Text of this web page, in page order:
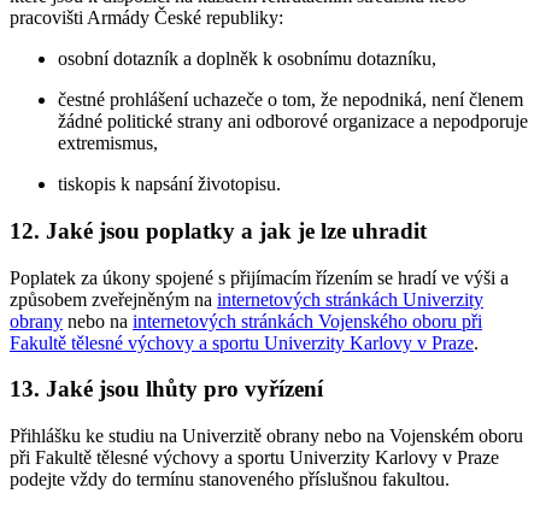
pracovišti Armády České republiky:
osobní dotazník a doplněk k osobnímu dotazníku,
čestné prohlášení uchazeče o tom, že nepodniká, není členem
žádné politické strany ani odborové organizace a nepodporuje
extremismus,
tiskopis k napsání životopisu.
12. Jaké jsou poplatky a jak je lze uhradit
Poplatek za úkony spojené s přijímacím řízením se hradí ve výši a
způsobem zveřejněným na internetových stránkách Univerzity
obrany nebo na internetových stránkách Vojenského oboru při
Fakultě tělesné výchovy a sportu Univerzity Karlovy v Praze.
13. Jaké jsou lhůty pro vyřízení
Přihlášku ke studiu na Univerzitě obrany nebo na Vojenském oboru
při Fakultě tělesné výchovy a sportu Univerzity Karlovy v Praze
podejte vždy do termínu stanoveného příslušnou fakultou.